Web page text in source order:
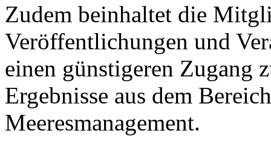
Zudem beinhaltet die
Veröffentlichungen und
einen günstigeren Zugang
Ergebnisse aus dem
Meeresmanagement.